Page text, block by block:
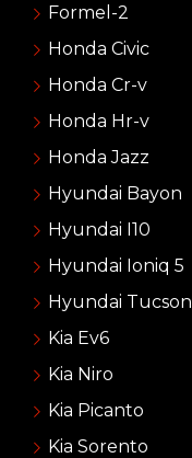
Formel-2
Honda Civic
Honda Cr-v
Honda Hr-v
Honda Jazz
Hyundai Bayon
Hyundai I10
Hyundai Ioniq 5
Hyundai Tucson
Kia Ev6
Kia Niro
Kia Picanto
Kia Sorento